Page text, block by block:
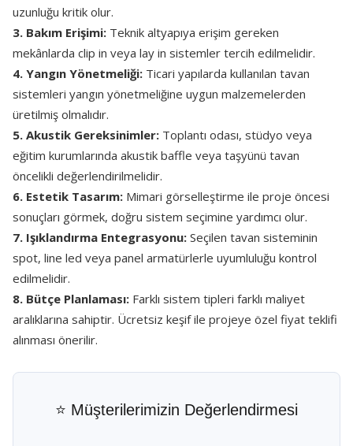
uzunluğu kritik olur.
3. Bakım Erişimi: Teknik altyapıya erişim gereken
mekânlarda clip in veya lay in sistemler tercih edilmelidir.
4. Yangın Yönetmeliği: Ticari yapılarda kullanılan tavan
sistemleri yangın yönetmeliğine uygun malzemelerden
üretilmiş olmalıdır.
5. Akustik Gereksinimler: Toplantı odası, stüdyo veya
eğitim kurumlarında akustik baffle veya taşyünü tavan
öncelikli değerlendirilmelidir.
6. Estetik Tasarım: Mimari görselleştirme ile proje öncesi
sonuçları görmek, doğru sistem seçimine yardımcı olur.
7. Işıklandırma Entegrasyonu: Seçilen tavan sisteminin
spot, line led veya panel armatürlerle uyumluluğu kontrol
edilmelidir.
8. Bütçe Planlaması: Farklı sistem tipleri farklı maliyet
aralıklarına sahiptir. Ücretsiz keşif ile projeye özel fiyat teklifi
alınması önerilir.
⭐ Müşterilerimizin Değerlendirmesi